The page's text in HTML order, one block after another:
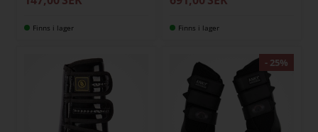
Finns i lager Finns i lager